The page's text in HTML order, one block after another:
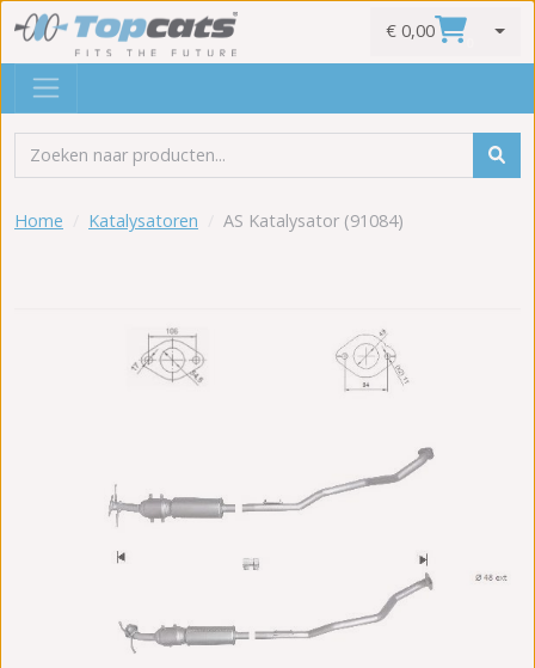
€ 0,00
Home Katalysatoren AS Katalysator (91084)